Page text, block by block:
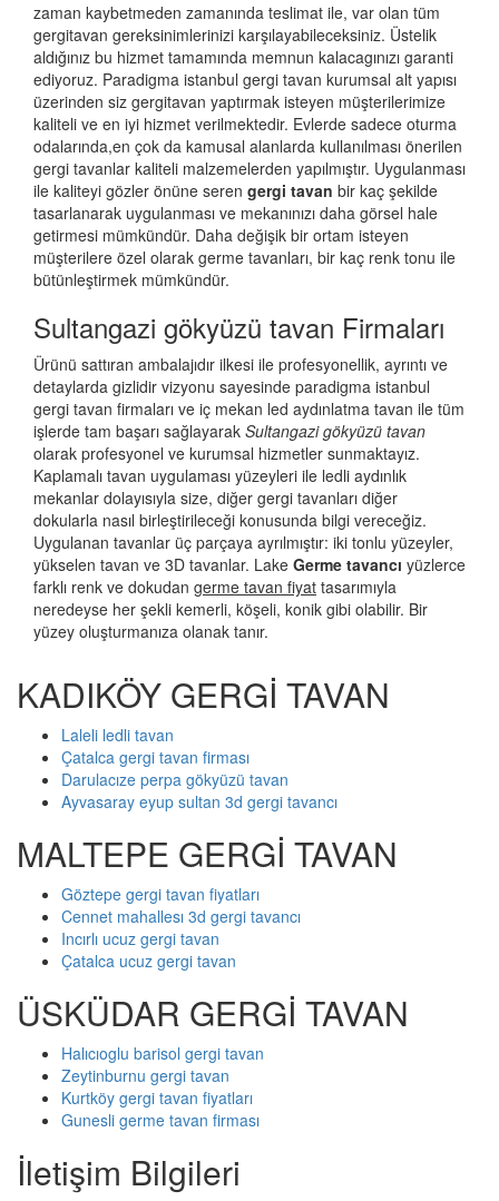
zaman kaybetmeden zamanında teslimat ile, var olan tüm
gergitavan gereksinimlerinizi karşılayabileceksiniz. Üstelik
aldığınız bu hizmet tamamında memnun kalacagınızı garanti
ediyoruz. Paradigma istanbul gergi tavan kurumsal alt yapısı
üzerinden siz gergitavan yaptırmak isteyen müşterilerimize
kaliteli ve en iyi hizmet verilmektedir. Evlerde sadece oturma
odalarında,en çok da kamusal alanlarda kullanılması önerilen
gergi tavanlar kaliteli malzemelerden yapılmıştır. Uygulanması
ile kaliteyi gözler önüne seren gergi tavan bir kaç şekilde
tasarlanarak uygulanması ve mekanınızı daha görsel hale
getirmesi mümkündür. Daha değişik bir ortam isteyen
müşterilere özel olarak germe tavanları, bir kaç renk tonu ile
bütünleştirmek mümkündür.
Sultangazi gökyüzü tavan Firmaları
Ürünü sattıran ambalajıdır ilkesi ile profesyonellik, ayrıntı ve
detaylarda gizlidir vizyonu sayesinde paradigma istanbul
gergi tavan firmaları ve iç mekan led aydınlatma tavan ile tüm
işlerde tam başarı sağlayarak Sultangazi gökyüzü tavan
olarak profesyonel ve kurumsal hizmetler sunmaktayız.
Kaplamalı tavan uygulaması yüzeyleri ile ledli aydınlık
mekanlar dolayısıyla size, diğer gergi tavanları diğer
dokularla nasıl birleştirileceği konusunda bilgi vereceğiz.
Uygulanan tavanlar üç parçaya ayrılmıştır: iki tonlu yüzeyler,
yükselen tavan ve 3D tavanlar. Lake Germe tavancı yüzlerce
farklı renk ve dokudan germe tavan fiyat tasarımıyla
neredeyse her şekli kemerli, köşeli, konik gibi olabilir. Bir
yüzey oluşturmanıza olanak tanır.
KADIKÖY GERGİ TAVAN
Laleli ledli tavan
Çatalca gergi tavan firması
Darulacıze perpa gökyüzü tavan
Ayvasaray eyup sultan 3d gergi tavancı
MALTEPE GERGİ TAVAN
Göztepe gergi tavan fiyatları
Cennet mahallesı 3d gergi tavancı
Incırlı ucuz gergi tavan
Çatalca ucuz gergi tavan
ÜSKÜDAR GERGİ TAVAN
Halıcıoglu barisol gergi tavan
Zeytinburnu gergi tavan
Kurtköy gergi tavan fiyatları
Gunesli germe tavan firması
İletişim Bilgileri